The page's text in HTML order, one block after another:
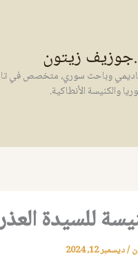
زيتون
وباحث سوري، متخصص في
والكنيسة الأنطاكية.
للسيدة
/ديسمبر 12, 2024